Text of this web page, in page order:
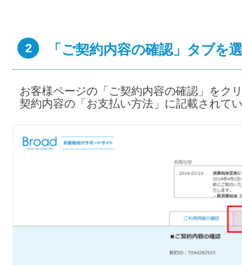
2 「ご契約内容の確認」タブを
お客様ページの「ご契約内容の確認」をク
契約内容の「お支払い方法」に記載されて